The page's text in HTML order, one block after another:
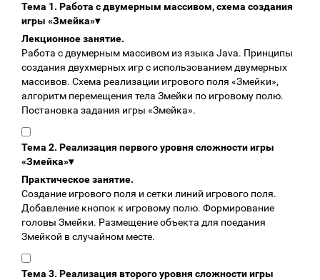
Тема 1. Работа с двумерным массивом, схема создания
игры «Змейка»▾
Лекционное занятие.
Работа с двумерным массивом из языка Java. Принципы
создания двухмерных игр с использованием двумерных
массивов. Схема реализации игрового поля «Змейки»,
алгоритм перемещения тела Змейки по игровому полю.
Постановка задания игры «Змейка».
Тема 2. Реализация первого уровня сложности игры
«Змейка»▾
Практическое занятие.
Создание игрового поля и сетки линий игрового поля.
Добавление кнопок к игровому полю. Формирование
головы Змейки. Размещение объекта для поедания
Змейкой в случайном месте.
Тема 3. Реализация второго уровня сложности игры